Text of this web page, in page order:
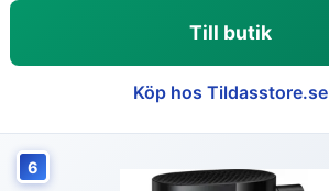
Till butik
Köp hos Tildasstore.se
6